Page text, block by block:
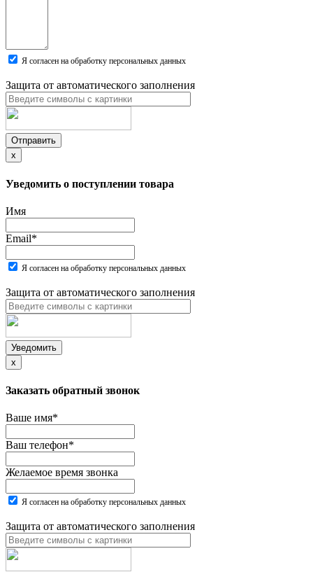
Я согласен на обработку персональных данных
Защита от автоматического заполнения
Отправить
x
Уведомить о поступлении товара
Имя
Email*
Я согласен на обработку персональных данных
Защита от автоматического заполнения
Уведомить
x
Заказать обратный звонок
Ваше имя*
Ваш телефон*
Желаемое время звонка
Я согласен на обработку персональных данных
Защита от автоматического заполнения